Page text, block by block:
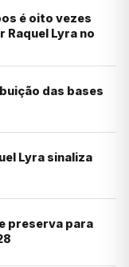
é oito vezes
Raquel Lyra no
das bases
Lyra sinaliza
preserva para